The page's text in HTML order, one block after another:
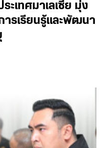
ะเทศมาเลเซีย มุ่ง
ารเรียนรู้และพัฒนา